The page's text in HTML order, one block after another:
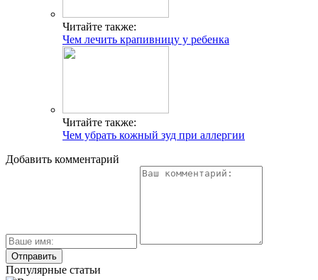
Читайте также:
Чем лечить крапивницу у ребенка
Читайте также:
Чем убрать кожный зуд при аллергии
Добавить комментарий
Популярные статьи